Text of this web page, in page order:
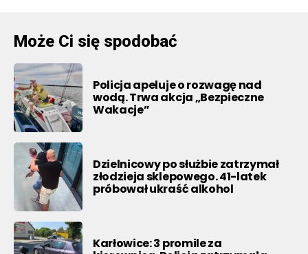
Może Ci się spodobać
Policja apeluje o rozwagę nad
wodą. Trwa akcja „Bezpieczne
Wakacje”
Dzielnicowy po służbie zatrzymał
złodzieja sklepowego. 41-latek
próbował ukraść alkohol
Karłowice: 3 promile za